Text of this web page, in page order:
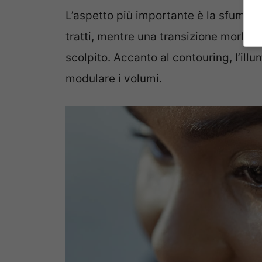
L’aspetto più importante è la
tratti, mentre una transizione
scolpito. Accanto al contouring,
modulare i volumi.